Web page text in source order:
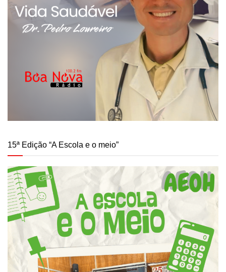
15ª Edição “A Escola e o meio”